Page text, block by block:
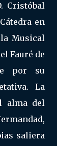
Cristóbal
en
Musical
Fauré de
por su
La
alma del
saliera